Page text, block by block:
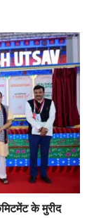
के मुरीद